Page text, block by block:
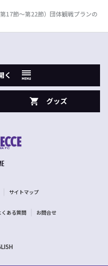
17節～第22節）団体観戦プランの
く
グッズ
サイトマップ
くある質問 お問合せ